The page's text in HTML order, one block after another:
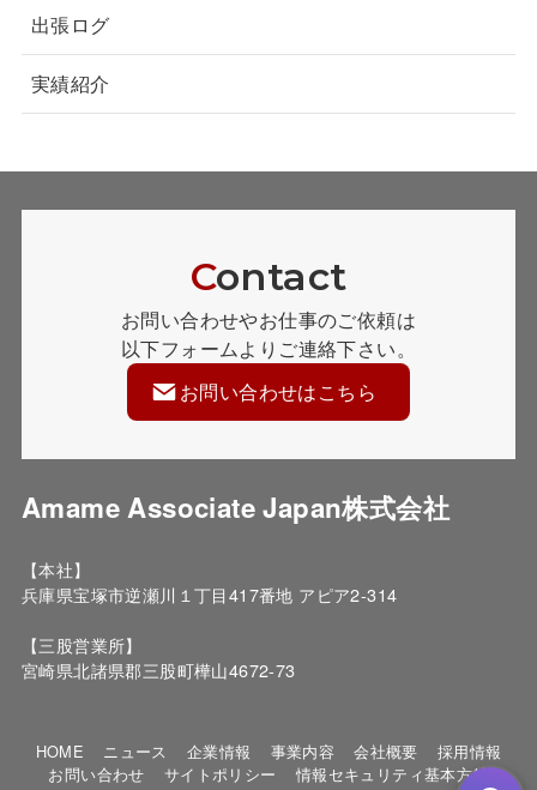
出張ログ
実績紹介
Contact
お問い合わせやお仕事のご依頼は
以下フォームよりご連絡下さい。
お問い合わせはこちら
Amame Associate Japan株式会社
【本社】
兵庫県宝塚市逆瀬川１丁目417番地 アピア2-314
【三股営業所】
宮崎県北諸県郡三股町樺山4672-73
HOME ニュース 企業情報 事業内容 会社概要
採用情報
お問い合わせ
サイトポリシー 情報セキュリティ基本方針